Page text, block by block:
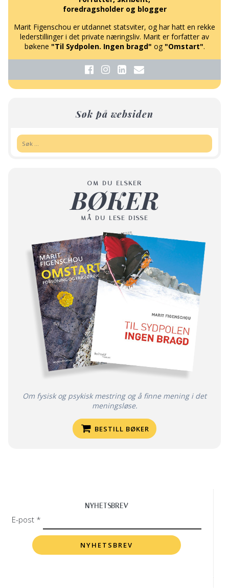
foredragsholder og blogger
Marit Figenschou er utdannet statsviter, og har hatt en rekke
lederstillinger i det private næringsliv. Marit er forfatter av
bøkene "Til Sydpolen. Ingen bragd" og "Omstart".
Søk på websiden
OM DU ELSKER
BØKER
MÅ DU LESE DISSE
Om fysisk og psykisk mestring og å finne mening i det
meningsløse.
BESTILL BØKER
NYHETSBREV
E-post *